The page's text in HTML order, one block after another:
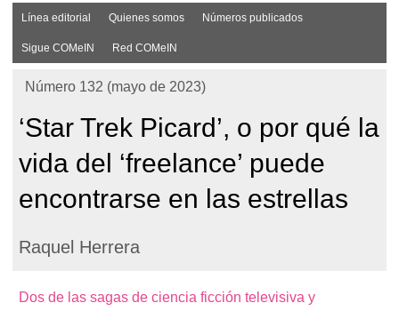
Línea editorial Quienes somos Números publicados
Sigue COMeIN Red COMeIN
Número 132 (mayo de 2023)
‘Star Trek Picard’, o por qué la
vida del ‘freelance’ puede
encontrarse en las estrellas
Raquel Herrera
Dos de las sagas de ciencia ficción televisiva y